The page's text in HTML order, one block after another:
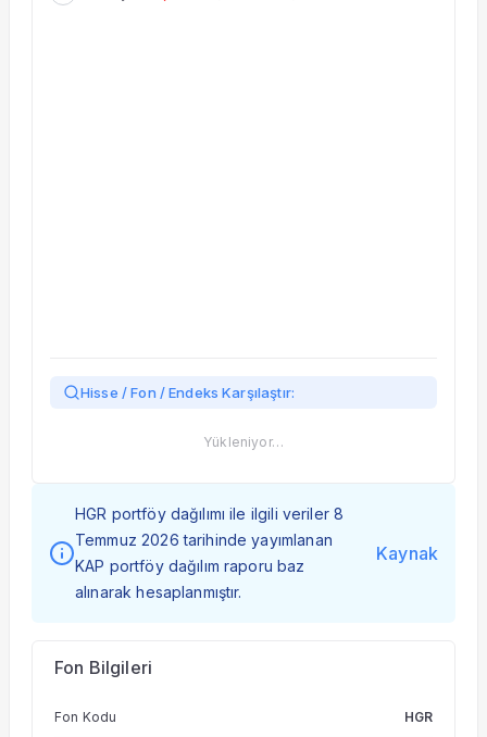
Hisse / Fon / Endeks Karşılaştır:
Yükleniyor…
HGR portföy dağılımı ile ilgili veriler 8
Temmuz 2026 tarihinde yayımlanan
KAP portföy dağılım raporu baz
alınarak hesaplanmıştır.
Kaynak
Fon Bilgileri
Fon Kodu HGR